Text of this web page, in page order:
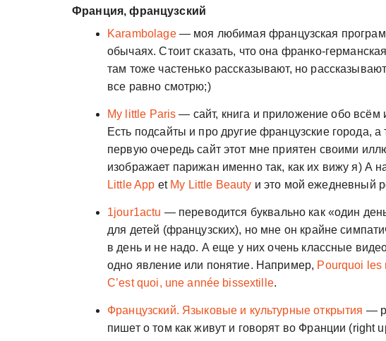
Франция, французский
Karambolage— моя любимая французская
обычаях. Стоит сказать, что она франко-
там тоже частенько рассказывают, но
все равно смотрю;)
My little Paris — сайт, книга и приложение обо всём
Есть подсайты и про другие французские города,
первую очередь сайт этот мне приятен своими
изображает парижан именно так, как их вижу я) А
Little App et My Little Beauty и это мой ежедневный
1jour1actu — переводится буквально как «один
для детей (французских), но мне он крайне
в день и не надо. А еще у них очень классные
одно явление или понятие. Например, Pourquoi les
C’est quoi, une année bissextille.
Французский. Языковые и культурные открытия —
пишет о том как живут и говорят во Франции (right